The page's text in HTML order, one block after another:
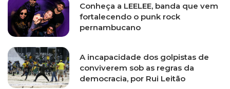
Conheça a LEELEE, banda que vem
fortalecendo o punk rock
pernambucano
A incapacidade dos golpistas de
conviverem sob as regras da
democracia, por Rui Leitão